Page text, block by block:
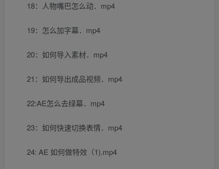
18：人物嘴巴怎么动．mp4
19：怎么加字幕．mp4
20：如何导入素材．mp4
21：如何导出成品视频．mp4
22:AE怎么去绿幕．mp4
23：如何快速切换表情．mp4
24: AE 如何做特效（1).mp4